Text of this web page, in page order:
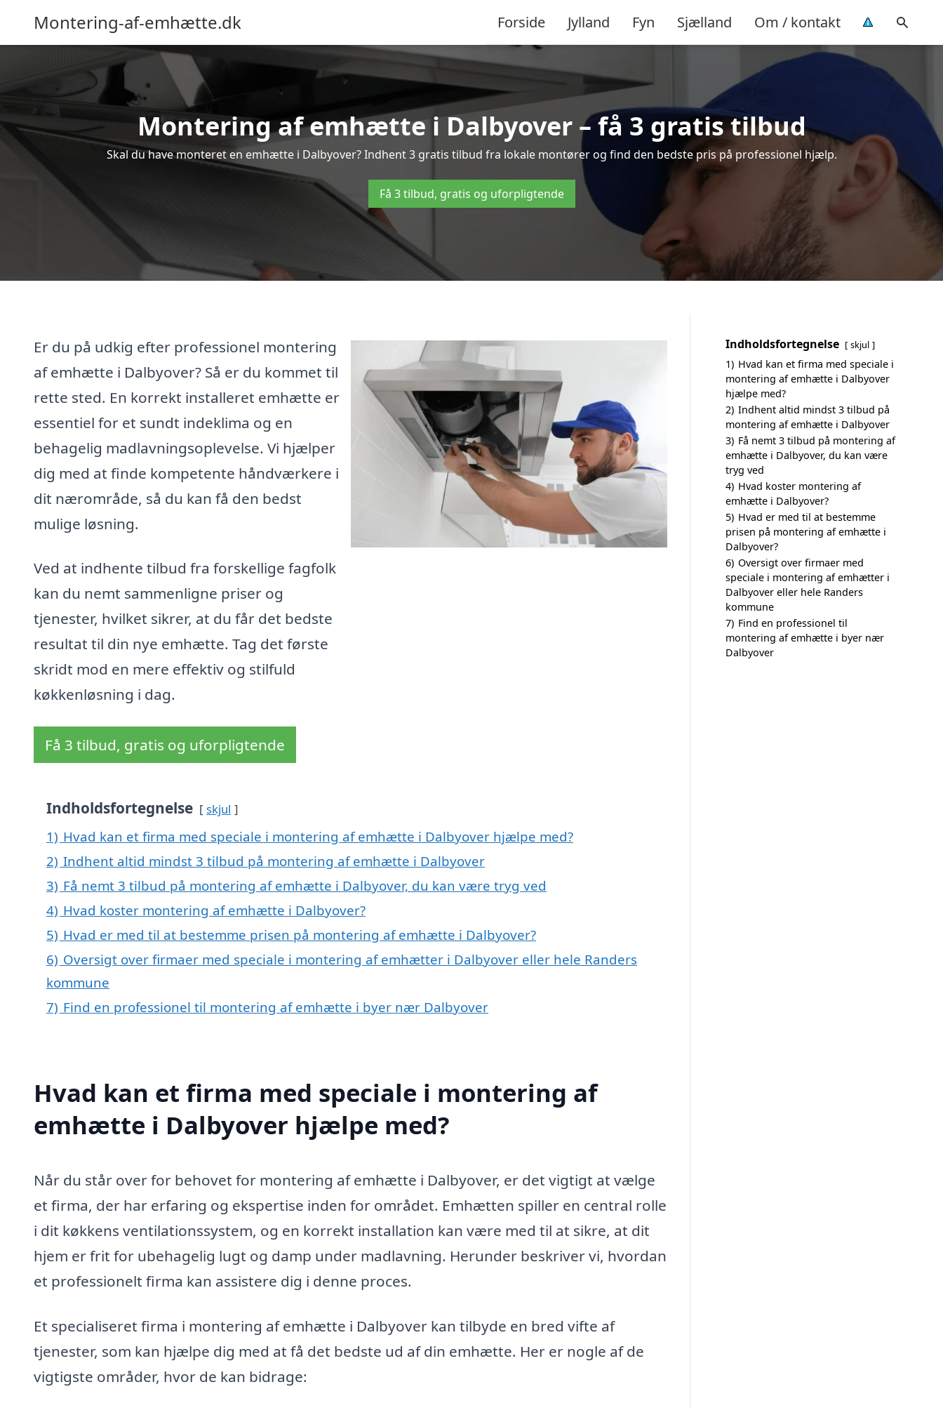
Montering-af-emhætte.dk Forside Jylland Fyn Sjælland Om / kontakt
Montering af emhætte i Dalbyover – få 3 gratis tilbud
Skal du have monteret en emhætte i Dalbyover? Indhent 3 gratis tilbud fra lokale montører og find den bedste pris på professionel hjælp.
Få 3 tilbud, gratis og uforpligtende
Er du på udkig efter professionel montering
af emhætte i Dalbyover? Så er du kommet til
rette sted. En korrekt installeret emhætte er
essentiel for et sundt indeklima og en
behagelig madlavningsoplevelse. Vi hjælper
dig med at finde kompetente håndværkere i
dit nærområde, så du kan få den bedst
mulige løsning.
Ved at indhente tilbud fra forskellige fagfolk
kan du nemt sammenligne priser og
tjenester, hvilket sikrer, at du får det bedste
resultat til din nye emhætte. Tag det første
skridt mod en mere effektiv og stilfuld
køkkenløsning i dag.
Få 3 tilbud, gratis og uforpligtende
Indholdsfortegnelse skjul
1) Hvad kan et firma med speciale i montering af emhætte i Dalbyover hjælpe med?
2) Indhent altid mindst 3 tilbud på montering af emhætte i Dalbyover
3) Få nemt 3 tilbud på montering af emhætte i Dalbyover, du kan være tryg ved
4) Hvad koster montering af emhætte i Dalbyover?
5) Hvad er med til at bestemme prisen på montering af emhætte i Dalbyover?
6) Oversigt over firmaer med speciale i montering af emhætter i Dalbyover eller hele Randers
kommune
7) Find en professionel til montering af emhætte i byer nær Dalbyover
Hvad kan et firma med speciale i montering af
emhætte i Dalbyover hjælpe med?
Når du står over for behovet for montering af emhætte i Dalbyover, er det vigtigt at vælge
et firma, der har erfaring og ekspertise inden for området. Emhætten spiller en central rolle
i dit køkkens ventilationssystem, og en korrekt installation kan være med til at sikre, at dit
hjem er frit for ubehagelig lugt og damp under madlavning. Herunder beskriver vi, hvordan
et professionelt firma kan assistere dig i denne proces.
Et specialiseret firma i montering af emhætte i Dalbyover kan tilbyde en bred vifte af
tjenester, som kan hjælpe dig med at få det bedste ud af din emhætte. Her er nogle af de
vigtigste områder, hvor de kan bidrage:
Indholdsfortegnelse skjul
1) Hvad kan et firma med speciale i
montering af emhætte i Dalbyover
hjælpe med?
2) Indhent altid mindst 3 tilbud på
montering af emhætte i Dalbyover
3) Få nemt 3 tilbud på montering af
emhætte i Dalbyover, du kan være
tryg ved
4) Hvad koster montering af
emhætte i Dalbyover?
5) Hvad er med til at bestemme
prisen på montering af emhætte i
Dalbyover?
6) Oversigt over firmaer med
speciale i montering af emhætter i
Dalbyover eller hele Randers
kommune
7) Find en professionel til
montering af emhætte i byer nær
Dalbyover